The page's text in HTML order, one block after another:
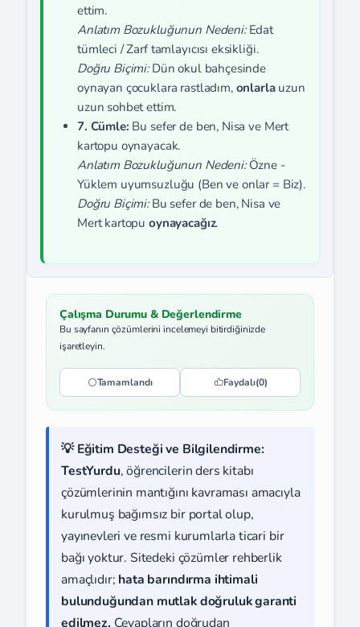
ettim.
Anlatım Bozukluğunun Nedeni:Edat
tümleci / Zarf tamlayıcısı eksikliği.
Doğru Biçimi:Dün okul bahçesinde
oynayan çocuklara rastladım, onlarlauzun
uzun sohbet ettim.
7. Cümle: Bu sefer de ben, Nisa ve Mert
kartopu oynayacak.
Anlatım Bozukluğunun Nedeni:Özne -
Yüklem uyumsuzluğu (Ben ve onlar = Biz).
Doğru Biçimi:Bu sefer de ben, Nisa ve
Mert kartopuoynayacağız.
Çalışma Durumu & Değerlendirme
Bu sayfanın çözümlerini incelemeyi bitirdiğinizde
işaretleyin.
Tamamlandı Faydalı(0)
💡 Eğitim Desteği ve Bilgilendirme:
TestYurdu, öğrencilerin ders kitabı
çözümlerinin mantığını kavraması amacıyla
kurulmuş bağımsız bir portal olup,
yayınevleri ve resmi kurumlarla ticari bir
bağı yoktur. Sitedeki çözümler rehberlik
amaçlıdır; hata barındırma ihtimali
bulunduğundan mutlak doğruluk garanti
edilmez. Cevapların doğrudan